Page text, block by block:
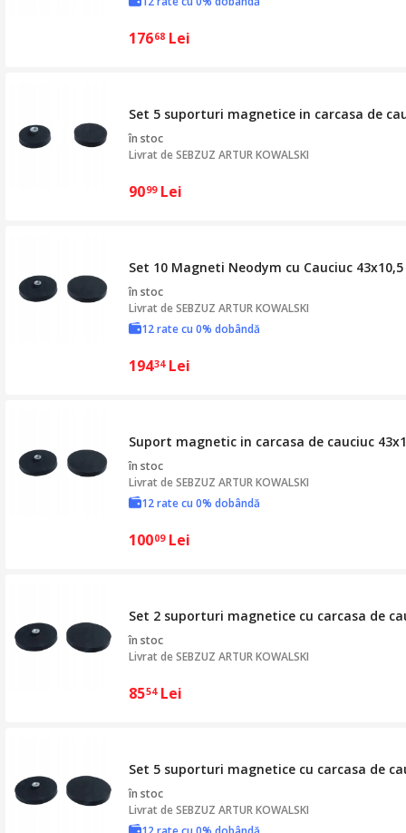
17668 Lei
Set 5 suporturi magnetice in carcasa de
în stoc
Livrat deSEBZUZ ARTUR KOWALSKI
9099 Lei
Set 10 Magneti Neodym cu Cauciuc
în stoc
Livrat deSEBZUZ ARTUR KOWALSKI
12 rate cu 0% dobândă
19434 Lei
Suport magnetic in carcasa de cauciuc
în stoc
Livrat deSEBZUZ ARTUR KOWALSKI
12 rate cu 0% dobândă
10009 Lei
Set 2 suporturi magnetice cu carcasa de
în stoc
Livrat deSEBZUZ ARTUR KOWALSKI
8554 Lei
Set 5 suporturi magnetice cu carcasa de
în stoc
Livrat deSEBZUZ ARTUR KOWALSKI